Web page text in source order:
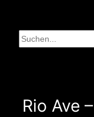
Inhalt
springen
Suchen
Rio Ave